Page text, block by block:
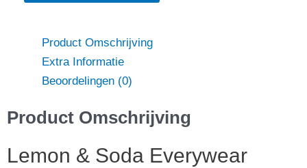
Product Omschrijving
Extra Informatie
Beoordelingen (0)
Product Omschrijving
Lemon & Soda Everywear